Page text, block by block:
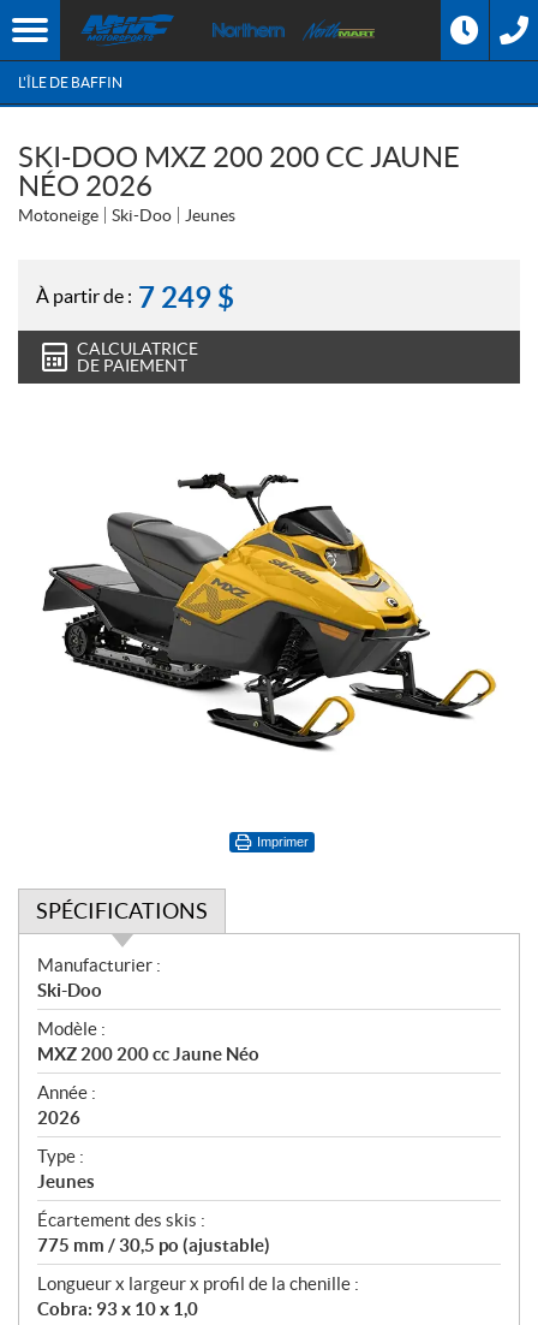
L'ÎLE DE BAFFIN
SKI-DOO MXZ 200 200 CC JAUNE
NÉO 2026
Motoneige Ski-Doo Jeunes
À partir de : 7 249 $
CALCULATRICE
DE PAIEMENT
Imprimer
SPÉCIFICATIONS
S
p
é
c
i
f
i
c
a
t
i
o
n
s
Manufacturier :
Ski-Doo
Modèle :
MXZ 200 200 cc Jaune Néo
Année :
2026
Type :
Jeunes
Écartement des skis :
775 mm / 30,5 po (ajustable)
Longueur x largeur x profil de la chenille :
Cobra: 93 x 10 x 1,0